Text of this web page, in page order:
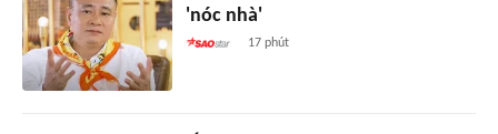
'nóc nhà'
17 phút